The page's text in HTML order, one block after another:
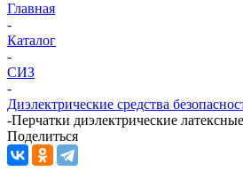
Главная
-
Каталог
-
СИЗ
-
Диэлектрические средства
-Перчатки диэлектрические
Поделиться